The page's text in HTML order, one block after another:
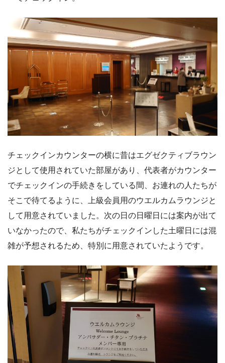
チェックインカウンターの横に昔はエグゼクティブラウン
ジとして使用されていた部屋があり、代表者がカウンター
でチェックインの手続きをしている間、お連れの人たちが
そこで待てるように、上級会員用のウエルカムラウンジと
して用意されていました。次の日の日曜日には案内が出て
いなかったので、私たちがチェックインした土曜日には混
雑が予想されるため、特別に用意されていたようです。